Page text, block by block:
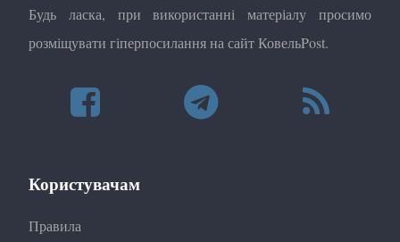
Будь ласка, при використанні матеріалу просимо
розміщувати гіперпосилання на сайт КовельPost.
Користувачам
Правила